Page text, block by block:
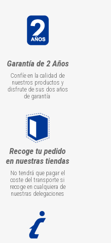
Garantía de 2 Años
Confíe en la calidad de
nuestros productos y
disfrute de sus dos años
de garantía
Recoge tu pedido
en nuestras tiendas
No tendrá que pagar el
coste del transporte si
recoge en cualquiera de
nuestras delegaciones